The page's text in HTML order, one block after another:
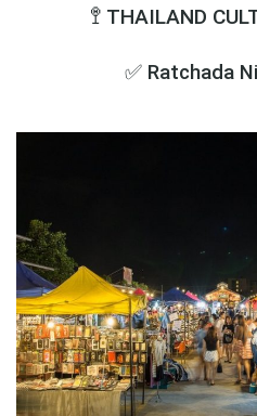
🚏 THAILAND
✅ Ratchada